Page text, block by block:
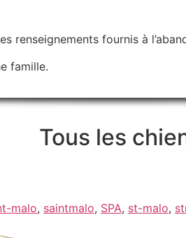
renseignements fournis à
famille.
Tous les
malo, saintmalo, SPA, st-malo,